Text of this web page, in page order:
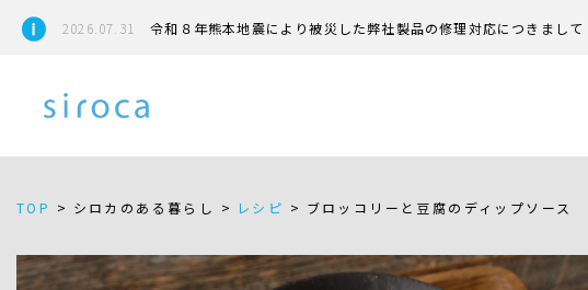
2026.07.31 令和８年熊本地震により被災した弊社製品の修理対応につきまして
TOP > シロカのある暮らし > レシピ > ブロッコリーと豆腐のディップソース